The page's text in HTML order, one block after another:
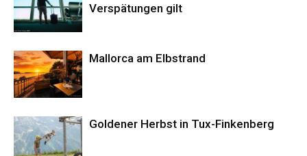
Verspätungen gilt
Mallorca am Elbstrand
Goldener Herbst in Tux-Finkenberg